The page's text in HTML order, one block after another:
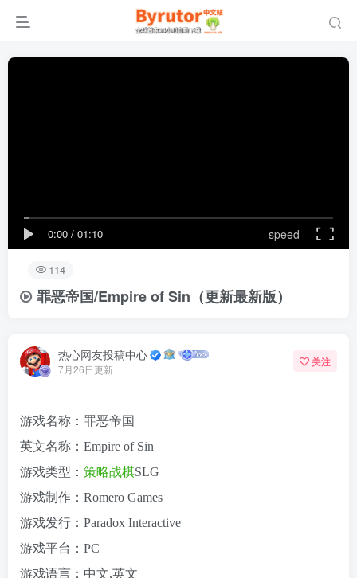
0:00 / 01:10 speed
114
罪恶帝国/Empire of Sin（更新最新版）
热心网友投稿中心
7月26日更新
关注
游戏名称：罪恶帝国
英文名称：Empire of Sin
游戏类型： 策略战棋SLG
游戏制作：Romero Games
游戏发行：Paradox Interactive
游戏平台：PC
游戏语言：中文,英文